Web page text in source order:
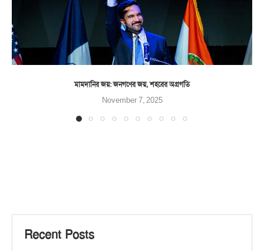
মামদানির জয়: জনগণের জয়, শহরের অগ্রগতি
November 7, 2025
Recent Posts